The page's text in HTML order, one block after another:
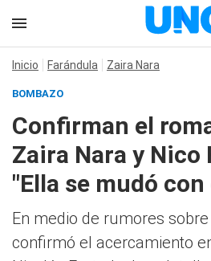
Inicio Farándula Zaira Nara
BOMBAZO
Confirman el
Zaira Nara y Nico
"Ella se mudó con
En medio de rumores
confirmó el acercamiento